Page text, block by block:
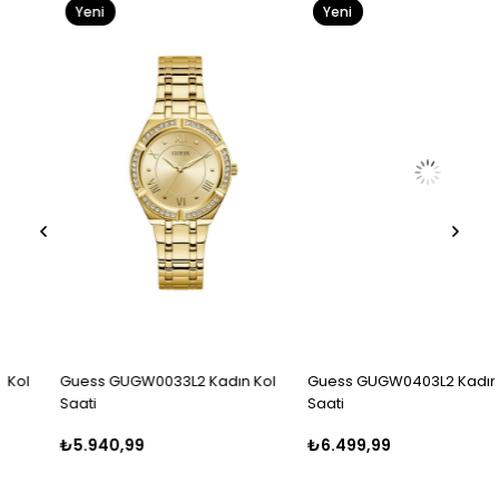
Guess GUGW0033L2 Kadın Kol
₺5.940,99
Guess GUGW0403L2 Kadın Kol
₺6.499,99